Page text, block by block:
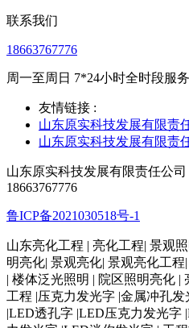
联系我们
18663767776
周一至周日 7*24小时全时段服务
友情链接 :
山东原实科技发展有限责
山东原实科技发展有限责
山东原实科技发展有限责任公司
18663767776
鲁ICP备2021030518号-1
山东亮化工程 | 亮化工程| 景观
明亮化| 景观亮化| 景观亮化工
| 楼体泛光照明 | 院区照明亮化 |
工程 |压克力发光字 |金属冲孔
|LED透孔字 |LED压克力发光字